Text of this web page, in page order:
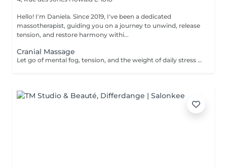
Hello! I'm Daniela. Since 2019, I've been a dedicated
massotherapist, guiding you on a journey to unwind, release
tension, and restore harmony withi...
Cranial Massage
Let go of mental fog, tension, and the weight of daily stress with the Cranial Clarity Ritual calming head massage designed to clear your mind and soothe your nervous system. Through gentle pressure, intuitive touch, and mindful pacing, this ritual helps release built-up tension in the scalp, jaw, temples, and neck while encouraging deep mental stillness. This treatment is perfect for those seeking relief from headaches, mental fatigue, or emotional overload. Leave feeling lighter, clearer, and more groundedwith a renewed sense of mental space and inner serenity. For further questions please contact us.